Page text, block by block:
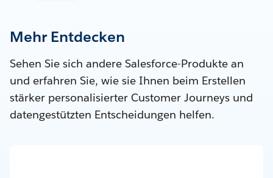
Mehr Entdecken
Sehen Sie sich andere Salesforce-Produkte an
und erfahren Sie, wie sie Ihnen beim Erstellen
stärker personalisierter Customer Journeys und
datengestützten Entscheidungen helfen.